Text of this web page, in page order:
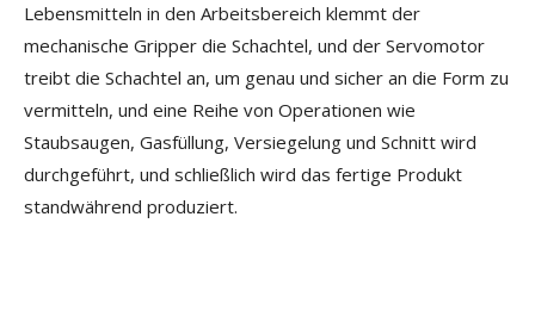
Lebensmitteln in den Arbeitsbereich klemmt der
mechanische Gripper die Schachtel, und der Servomotor
treibt die Schachtel an, um genau und sicher an die Form zu
vermitteln, und eine Reihe von Operationen wie
Staubsaugen, Gasfüllung, Versiegelung und Schnitt wird
durchgeführt, und schließlich wird das fertige Produkt
standwährend produziert.